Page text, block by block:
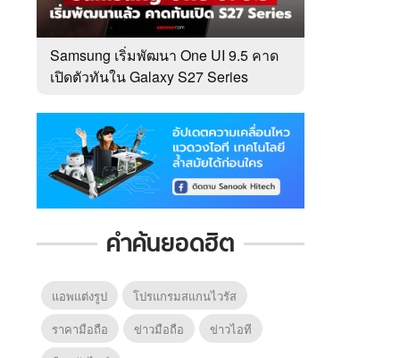
Samsung เริ่มพัฒนา One UI 9.5 คาด
เปิดตัวทันใน Galaxy S27 Series
คำค้นยอดฮิต
แอพแต่งรูป
โปรแกรมสแกนไวรัส
ราคามือถือ
ข่าวมือถือ
ข่าวไอที